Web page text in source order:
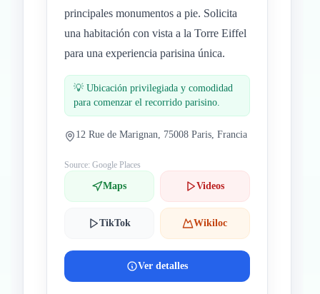
principales monumentos a pie. Solicita
una habitación con vista a la Torre Eiffel
para una experiencia parisina única.
💡 Ubicación privilegiada y comodidad
para comenzar el recorrido parisino.
12 Rue de Marignan, 75008 Paris, Francia
Source: Google Places
Maps Videos
TikTok Wikiloc
Ver detalles